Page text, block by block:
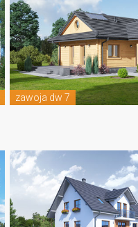
zawoja dw 7